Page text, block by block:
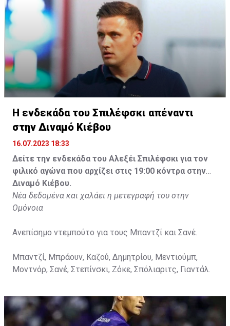
Η ενδεκάδα του Σπιλέφσκι απέναντι
στην Διναμό Κιέβου
16.07.2023 18:33
Δείτε την ενδεκάδα του Αλεξέι Σπιλέφσκι για τον
φιλικό αγώνα που αρχίζει στις 19:00 κόντρα στην
Διναμό Κιέβου.
Νέα δεδομένα και χαλάει η μετεγραφή του στην
Ομόνοια
Ανεπίσημο ντεμπούτο για τους Μπαντζί και Σανέ.
Μπαντζί, Μπράουν, Καζού, Δημητρίου, Μεντιούμπ,
Μοντνόρ, Σανέ, Στεπίνσκι, Ζόκε, Σπόλιαριτς, Γιαντάλ.